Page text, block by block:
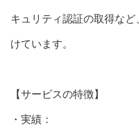
キュリティ認証の取得な
けています。
【サービスの特徴】
・実績：